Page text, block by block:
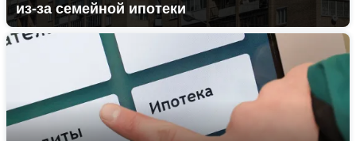
из-за семейной ипотеки